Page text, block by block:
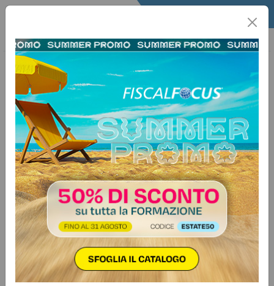
Home Quotidiano Il Quotidiano Articoli Fisco
14 ottobre 2024
Categorie: Agevolazioni Superbonus
Nuovo obbligo per interventi
Superbonus
Autore:Cinzia De Stefanis
Previsto anche un nuovo obbligo per gli interventi di
superbonus. In particolare, al fine di acquisire le
informazioni necessarie per il monitoraggio della spesa
relativa alla realizzazione degli interventi agevolabili
viene introdotto l’obbligo per i contribuenti, che si
avvalgono del superbonus…